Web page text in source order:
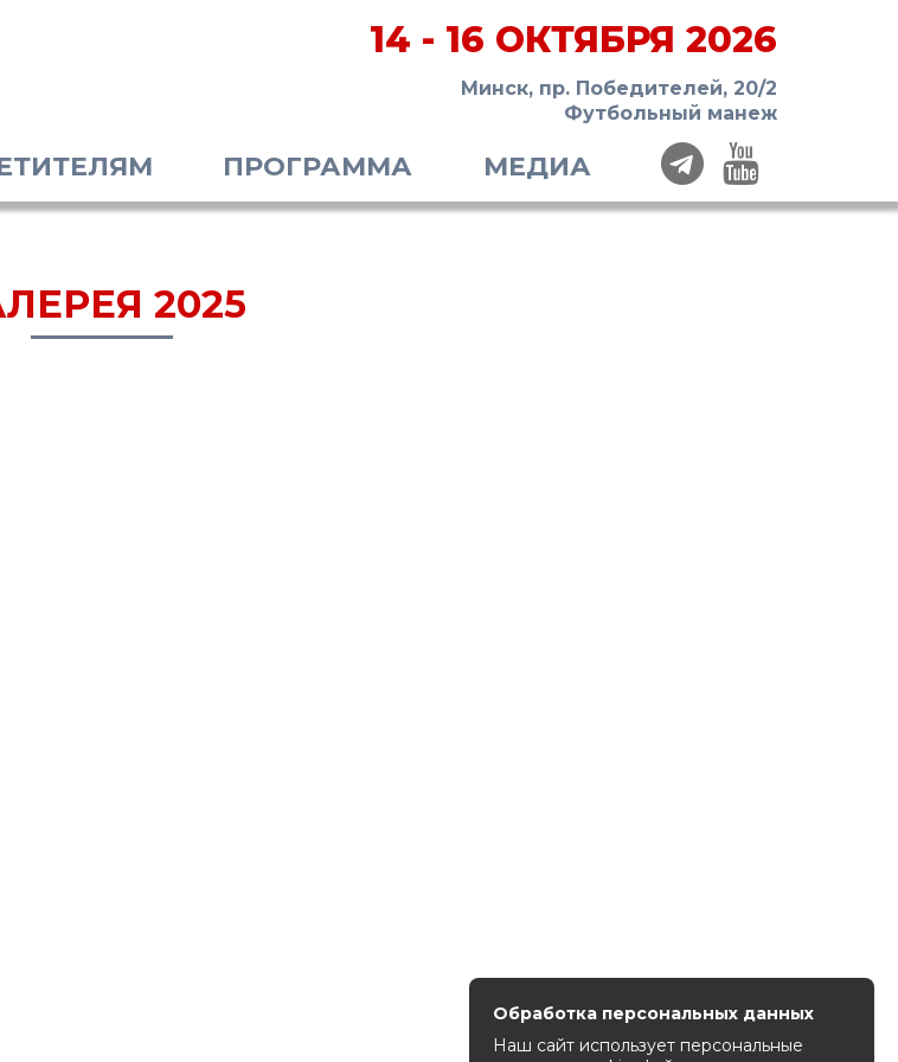
14 - 16 ОКТЯБРЯ 2026
Минск, пр. Победителей, 20/2
Футбольный манеж
ПРОГРАММА МЕДИА
2025
Обработка персональных данных
Наш сайт использует персональные